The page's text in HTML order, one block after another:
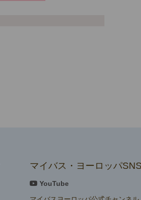
マイバス・ヨーロッパ
YouTube